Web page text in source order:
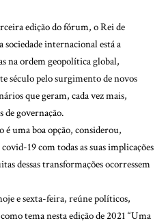
edição do fórum, o Rei de
internacional está a
na ordem geopolítica global,
século pelo surgimento de novos
que geram, cada vez mais,
de governação.
é uma boa opção, considerou,
19 com todas as suas implicações
dessas transformações ocorressem
e sexta-feira, reúne políticos,
tema nesta edição de 2021 “Uma